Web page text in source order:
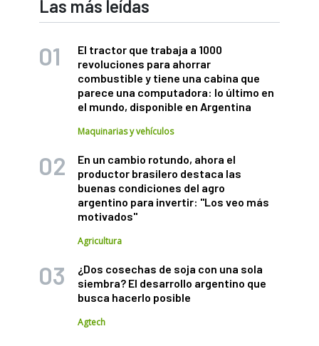
Las más leídas
El tractor que trabaja a 1000
revoluciones para ahorrar
combustible y tiene una cabina que
parece una computadora: lo último en
el mundo, disponible en Argentina
Maquinarias y vehículos
En un cambio rotundo, ahora el
productor brasilero destaca las
buenas condiciones del agro
argentino para invertir: "Los veo más
motivados"
Agricultura
¿Dos cosechas de soja con una sola
siembra? El desarrollo argentino que
busca hacerlo posible
Agtech